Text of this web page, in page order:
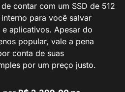
contar com um SSD de 512
para você salvar
aplicativos. Apesar do
popular, vale a pena
conta de suas
por um preço justo.